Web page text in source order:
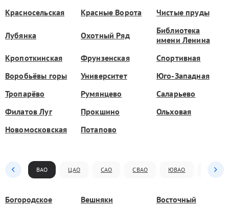
Красносельская
Красные Ворота Чистые пруды
Лубянка Охотный Ряд
Библиотека
имени Ленина
Кропоткинская
Фрунзенская
Спортивная
Воробьёвы горы
Университет
Юго-Западная
Тропарёво
Румянцево
Саларьево
Филатов Луг
Прокшино
Ольховая
Новомосковская
Потапово
ВАО ЦАО САО СВАО ЮВАО ЮАО
Богородское Вешняки
Восточный